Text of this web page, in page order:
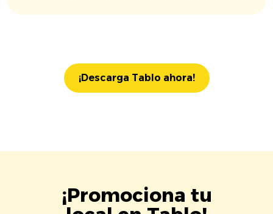
¡Descarga Tablo ahora!
¡Promociona tu